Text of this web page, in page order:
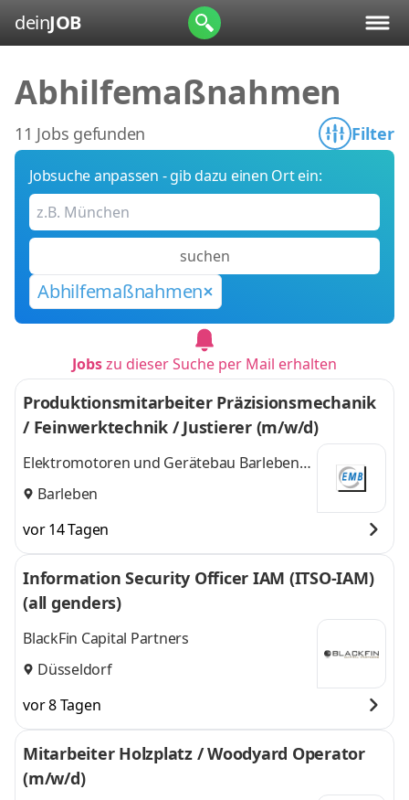
deinJOB
Abhilfemaßnahmen
11 Jobs gefunden Filter
Jobsuche anpassen - gib dazu einen Ort ein:
suchen
Abhilfemaßnahmen
Jobszu dieser Suche per Mail erhalten
Produktionsmitarbeiter Präzisionsmechanik
/ Feinwerktechnik / Justierer (m/w/d)
Elektromotoren und Gerätebau Barleben
GmbH
Barleben
vor 14 Tagen
Information Security Officer IAM (ITSO-IAM)
(all genders)
BlackFin Capital Partners
Düsseldorf
vor 8 Tagen
Mitarbeiter Holzplatz / Woodyard Operator
(m/w/d)